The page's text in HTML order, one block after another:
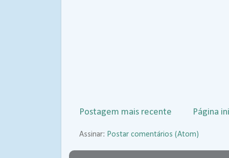
Postagem mais recente Página
Assinar: Postar comentários (Atom)